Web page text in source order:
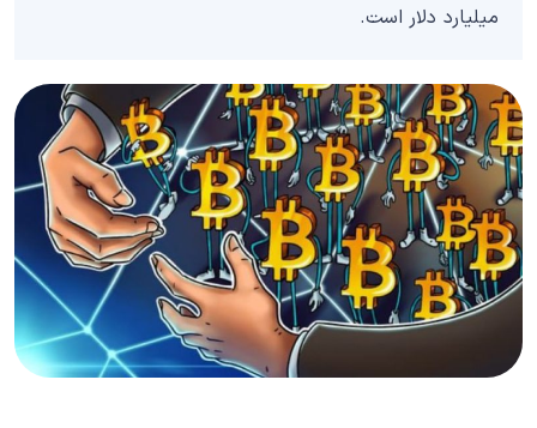
میلیارد دلار است.